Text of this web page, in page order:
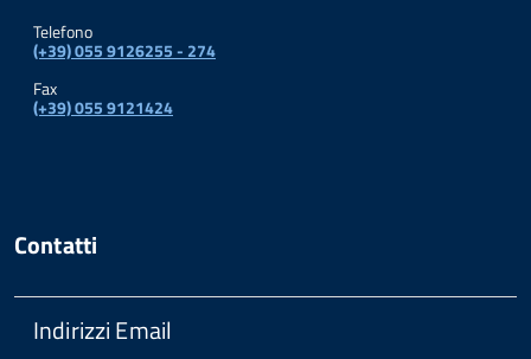
Telefono
(+39) 055 9126255 - 274
Fax
(+39) 055 9121424
Contatti
Indirizzi Email